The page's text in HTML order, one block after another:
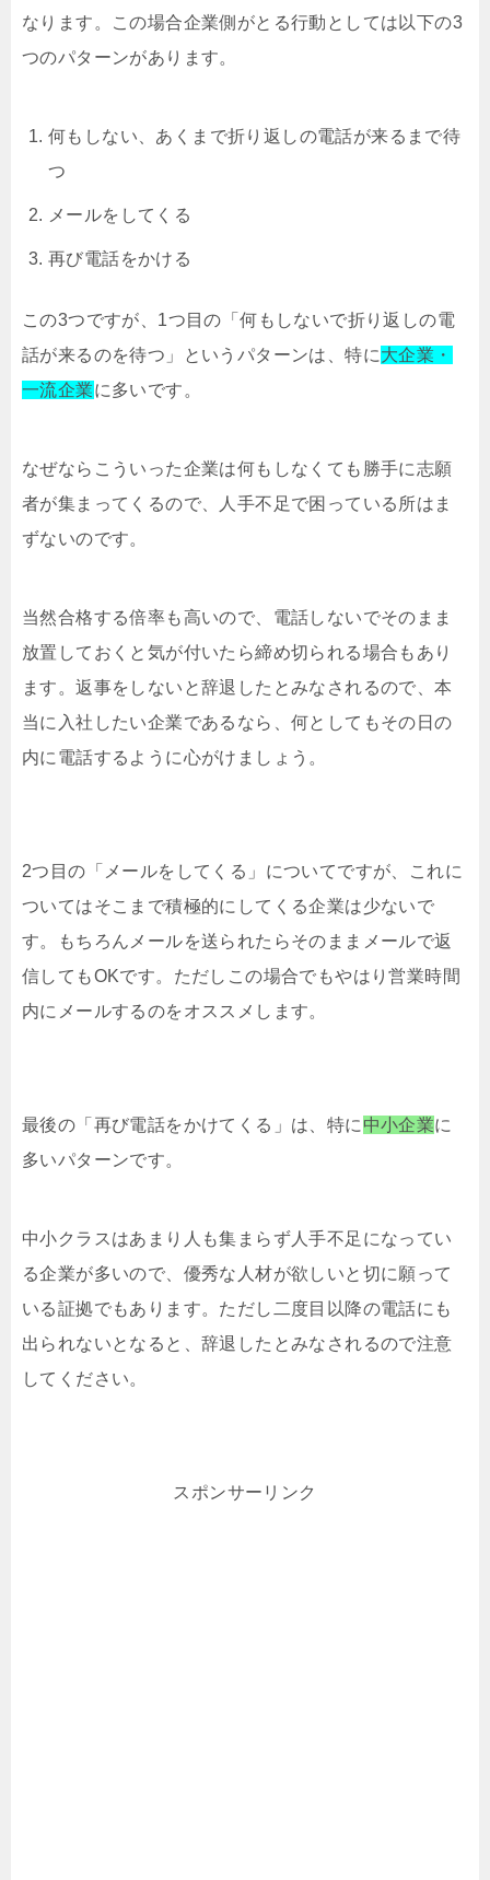
なります。この場合企業側がとる行動としては以下の3
つのパターンがあります。
何もしない、あくまで折り返しの電話が来るまで待
つ
メールをしてくる
再び電話をかける
この3つですが、1つ目の「何もしないで折り返しの電
話が来るのを待つ」というパターンは、特に大企業・
一流企業に多いです。
なぜならこういった企業は何もしなくても勝手に志願
者が集まってくるので、人手不足で困っている所はま
ずないのです。
当然合格する倍率も高いので、電話しないでそのまま
放置しておくと気が付いたら締め切られる場合もあり
ます。返事をしないと辞退したとみなされるので、本
当に入社したい企業であるなら、何としてもその日の
内に電話するように心がけましょう。
2つ目の「メールをしてくる」についてですが、これに
ついてはそこまで積極的にしてくる企業は少ないで
す。もちろんメールを送られたらそのままメールで返
信してもOKです。ただしこの場合でもやはり営業時間
内にメールするのをオススメします。
最後の「再び電話をかけてくる」は、特に 中小企業に
多いパターンです。
中小クラスはあまり人も集まらず人手不足になってい
る企業が多いので、優秀な人材が欲しいと切に願って
いる証拠でもあります。ただし二度目以降の電話にも
出られないとなると、辞退したとみなされるので注意
してください。
スポンサーリンク